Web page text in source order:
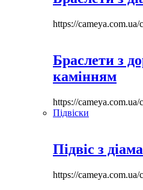
https://
Браслети з
камінням
https://
Підвіски
Підвіс з
https://